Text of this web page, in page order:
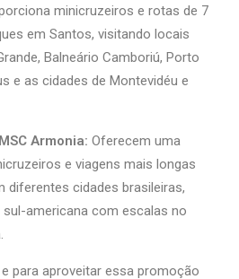
minicruzeiros e rotas de 7
em Santos, visitando locais
Balneário Camboriú, Porto
e as cidades de Montevidéu e
Armonia: Oferecem uma
e viagens mais longas
diferentes cidades brasileiras,
americana com escalas no
para aproveitar essa promoção